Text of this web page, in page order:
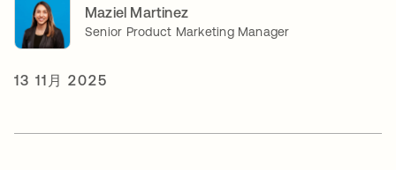
Maziel Martinez
Senior Product Marketing Manager
13 11月 2025